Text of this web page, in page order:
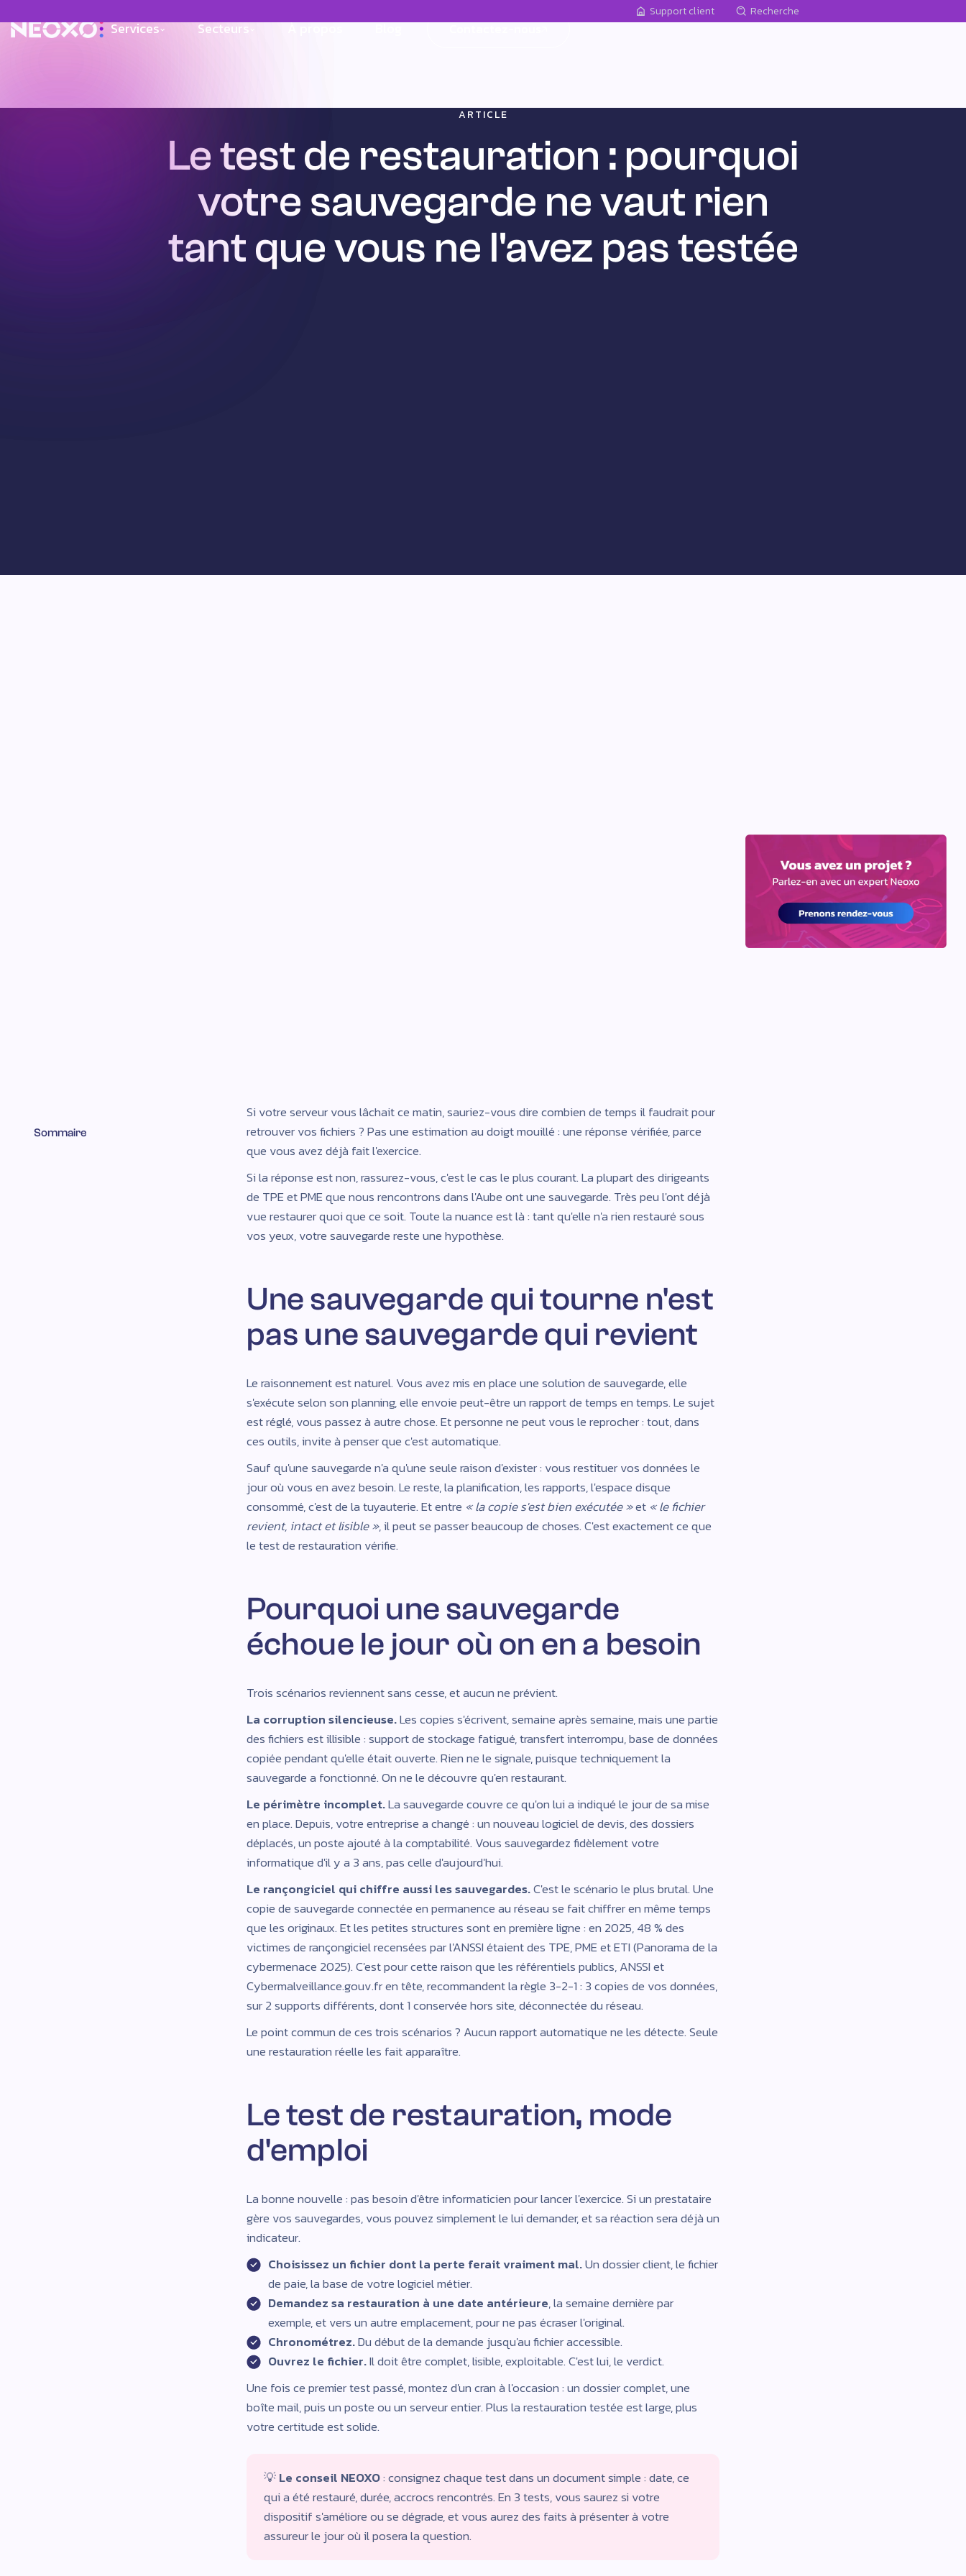
Support client Recherche
Services Secteurs À propos Blog Contactez-nous
Contactez-nous
ARTICLE
Le test de restauration : pourquoi
votre sauvegarde ne vaut rien
tant que vous ne l'avez pas testée
Sommaire
Si votre serveur vous lâchait ce matin, sauriez-vous dire combien de temps il faudrait pour
retrouver vos fichiers ? Pas une estimation au doigt mouillé : une réponse vérifiée, parce
que vous avez déjà fait l'exercice.
Si la réponse est non, rassurez-vous, c'est le cas le plus courant. La plupart des dirigeants
de TPE et PME que nous rencontrons dans l'Aube ont une sauvegarde. Très peu l'ont déjà
vue restaurer quoi que ce soit. Toute la nuance est là : tant qu'elle n'a rien restauré sous
vos yeux, votre sauvegarde reste une hypothèse.
Une sauvegarde qui tourne n'est
pas une sauvegarde qui revient
Le raisonnement est naturel. Vous avez mis en place une solution de sauvegarde, elle
s'exécute selon son planning, elle envoie peut-être un rapport de temps en temps. Le sujet
est réglé, vous passez à autre chose. Et personne ne peut vous le reprocher : tout, dans
ces outils, invite à penser que c'est automatique.
Sauf qu'une sauvegarde n'a qu'une seule raison d'exister : vous restituer vos données le
jour où vous en avez besoin. Le reste, la planification, les rapports, l'espace disque
consommé, c'est de la tuyauterie. Et entre « la copie s'est bien exécutée »et « le fichier
revient, intact et lisible », il peut se passer beaucoup de choses. C'est exactement ce que
le test de restauration vérifie.
Pourquoi une sauvegarde
échoue le jour où on en a besoin
Trois scénarios reviennent sans cesse, et aucun ne prévient.
La corruption silencieuse.Les copies s'écrivent, semaine après semaine, mais une partie
des fichiers est illisible : support de stockage fatigué, transfert interrompu, base de données
copiée pendant qu'elle était ouverte. Rien ne le signale, puisque techniquement la
sauvegarde a fonctionné. On ne le découvre qu'en restaurant.
Le périmètre incomplet.La sauvegarde couvre ce qu'on lui a indiqué le jour de sa mise
en place. Depuis, votre entreprise a changé : un nouveau logiciel de devis, des dossiers
déplacés, un poste ajouté à la comptabilité. Vous sauvegardez fidèlement votre
informatique d'il y a 3 ans, pas celle d'aujourd'hui.
Le rançongiciel qui chiffre aussi les sauvegardes.C'est le scénario le plus brutal. Une
copie de sauvegarde connectée en permanence au réseau se fait chiffrer en même temps
que les originaux. Et les petites structures sont en première ligne : en 2025, 48 % des
victimes de rançongiciel recensées par l'ANSSI étaient des TPE, PME et ETI (Panorama de la
cybermenace 2025). C'est pour cette raison que les référentiels publics, ANSSI et
Cybermalveillance.gouv.fr en tête, recommandent la règle 3-2-1 : 3 copies de vos données,
sur 2 supports différents, dont 1 conservée hors site, déconnectée du réseau.
Le point commun de ces trois scénarios ? Aucun rapport automatique ne les détecte. Seule
une restauration réelle les fait apparaître.
Le test de restauration, mode
d'emploi
La bonne nouvelle : pas besoin d'être informaticien pour lancer l'exercice. Si un prestataire
gère vos sauvegardes, vous pouvez simplement le lui demander, et sa réaction sera déjà un
indicateur.
Choisissez un fichier dont la perte ferait vraiment mal.Un dossier client, le fichier
de paie, la base de votre logiciel métier.
Demandez sa restauration à une date antérieure, la semaine dernière par
exemple, et vers un autre emplacement, pour ne pas écraser l'original.
Chronométrez.Du début de la demande jusqu'au fichier accessible.
Ouvrez le fichier.Il doit être complet, lisible, exploitable. C'est lui, le verdict.
Une fois ce premier test passé, montez d'un cran à l'occasion : un dossier complet, une
boîte mail, puis un poste ou un serveur entier. Plus la restauration testée est large, plus
votre certitude est solide.
💡Le conseil NEOXO: consignez chaque test dans un document simple : date, ce
qui a été restauré, durée, accrocs rencontrés. En 3 tests, vous saurez si votre
dispositif s'améliore ou se dégrade, et vous aurez des faits à présenter à votre
assureur le jour où il posera la question.